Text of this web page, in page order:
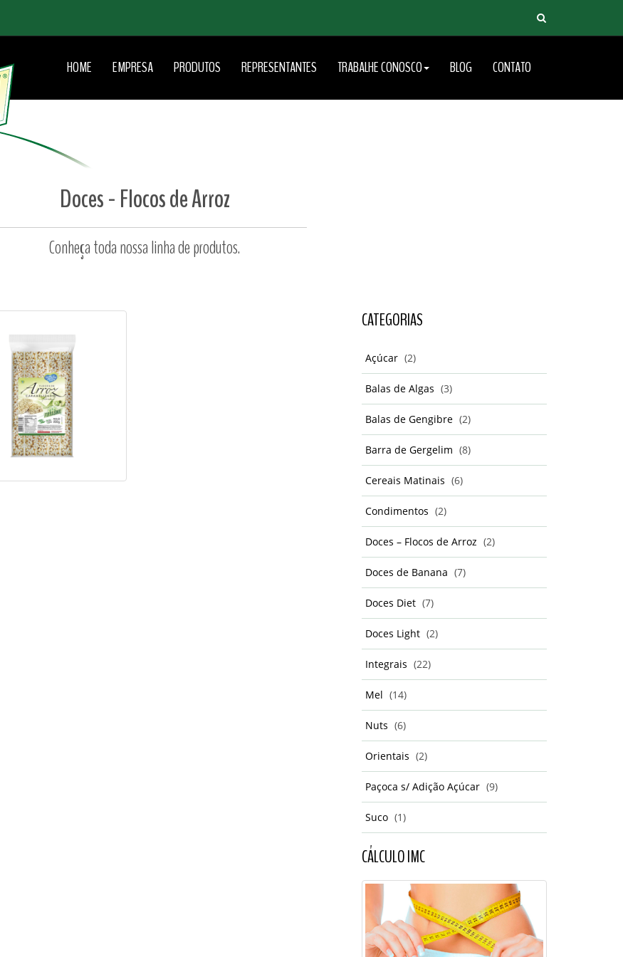
HOME EMPRESA PRODUTOS REPRESENTANTES TRABALHE CONOSCO BLOG CONTATO
Doces - Flocos de Arroz
Conheça toda nossa linha de produtos.
Flocos de Arroz
Caramelizado
Ver foto Saiba mais
CATEGORIAS
Açúcar (2)
Balas de Algas (3)
Balas de Gengibre (2)
Barra de Gergelim (8)
Cereais Matinais (6)
Condimentos (2)
Doces – Flocos de Arroz (2)
Doces de Banana (7)
Doces Diet (7)
Doces Light (2)
Integrais (22)
Mel (14)
Nuts (6)
Orientais (2)
Paçoca s/ Adição Açúcar (9)
Suco (1)
CÁLCULO IMC